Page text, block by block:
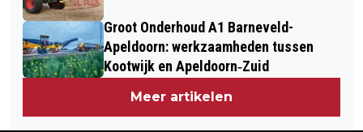
Groot Onderhoud A1 Barneveld-
Apeldoorn: werkzaamheden tussen
Kootwijk en Apeldoorn‐Zuid
Meer artikelen